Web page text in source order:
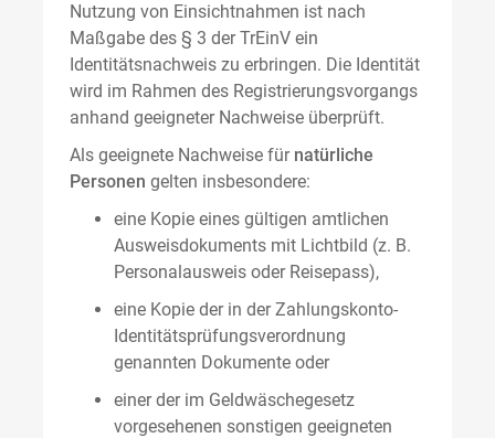
Nutzung von Einsichtnahmen ist nach
Maßgabe des § 3 der TrEinV ein
Identitätsnachweis zu erbringen. Die Identität
wird im Rahmen des Registrierungsvorgangs
anhand geeigneter Nachweise überprüft.
Als geeignete Nachweise für natürliche
Personen gelten insbesondere:
eine Kopie eines gültigen amtlichen
Ausweisdokuments mit Lichtbild (z. B.
Personalausweis oder Reisepass),
eine Kopie der in der Zahlungskonto-
Identitätsprüfungsverordnung
genannten Dokumente oder
einer der im Geldwäschegesetz
vorgesehenen sonstigen geeigneten